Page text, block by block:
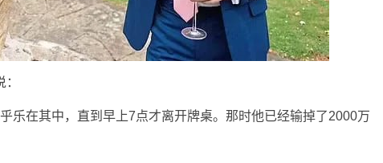
乐在其中，直到早上7点才离开牌桌。那时他已经输掉了2000万